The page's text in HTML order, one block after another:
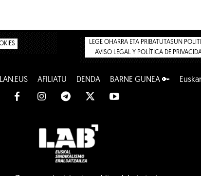
LEGE OHARRA ETA PRIBATUTASUN
AVISO LEGAL Y POLÍTICA DE
AFILIATU DENDA BARNE GUNEA 🔑